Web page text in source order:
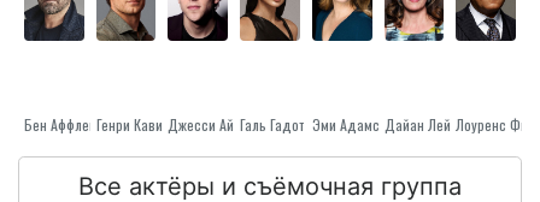
сталкивалось.
Бен Аффлек Генри Кавилл Джесси Айзенберг
Галь Гадот Эми Адамс Дайан Лейн
Все актёры и съёмочная группа